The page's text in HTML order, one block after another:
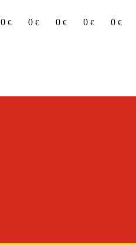
0 € 0 € 0 € 0 € 0 €